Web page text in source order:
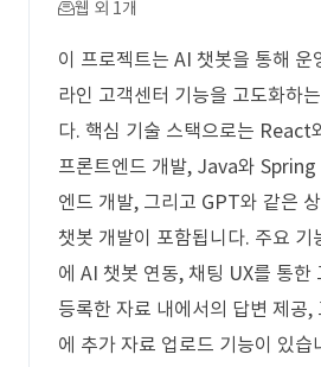
웹 외 1개
이 프로젝트는 AI 챗봇을 통해 운
라인 고객센터 기능을 고도화하
다. 핵심 기술 스택으로는
프론트엔드 개발, Java와
엔드 개발, 그리고 GPT와 같은
챗봇 개발이 포함됩니다. 주요 기
에 AI 챗봇 연동, 채팅 UX를 통한
등록한 자료 내에서의 답변 제공,
에 추가 자료 업로드 기능이 있습